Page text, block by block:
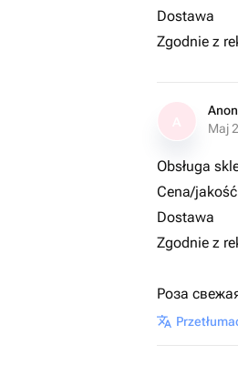
Dostawa
Zgodnie z
Maj
Obsługa
Cena/jakość
Dostawa
Zgodnie z
Роза